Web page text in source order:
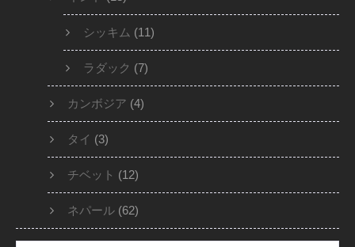
シッキム (11)
ラダック (7)
カンボジア (4)
タイ (3)
チベット (12)
ネパール (62)